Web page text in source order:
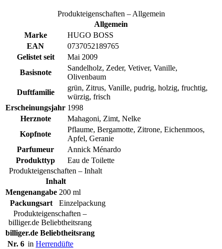
Produkteigenschaften – Allgemein
Allgemein
Marke
HUGO BOSS
EAN
0737052189765
Gelistet seit
Mai 2009
Basisnote
Sandelholz, Zeder, Vetiver, Vanille,
Olivenbaum
Duftfamilie
grün, Zitrus, Vanille, pudrig, holzig, fruchtig,
würzig, frisch
Erscheinungsjahr 1998
Herznote
Mahagoni, Zimt, Nelke
Kopfnote
Pflaume, Bergamotte, Zitrone, Eichenmoos,
Apfel, Geranie
Parfumeur
Annick Ménardo
Produkttyp
Eau de Toilette
Produkteigenschaften – Inhalt
Inhalt
Mengenangabe 200 ml
Packungsart
Einzelpackung
Produkteigenschaften –
billiger.de Beliebtheitsrang
billiger.de Beliebtheitsrang
Nr. 6 in Herrendüfte